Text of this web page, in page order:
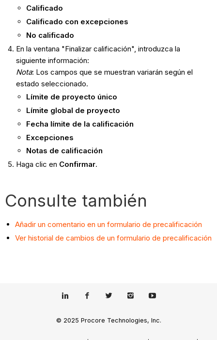
Calificado
Calificado con excepciones
No calificado
En la ventana "Finalizar calificación", introduzca la
siguiente información:
Nota: Los campos que se muestran variarán según el
estado seleccionado.
Límite de proyecto único
Límite global de proyecto
Fecha límite de la calificación
Excepciones
Notas de calificación
Haga clic en Confirmar.
Consulte también
Añadir un comentario en un formulario de precalificación
Ver historial de cambios de un formulario de precalificación
© 2025 Procore Technologies, Inc.